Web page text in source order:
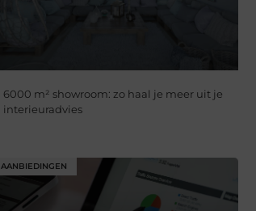
6000 m² showroom: zo haal je meer uit je
interieuradvies
AANBIEDINGEN